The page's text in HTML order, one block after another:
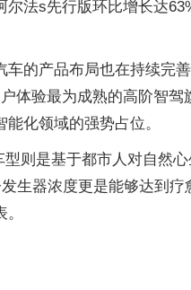
尔法s先行版环比增长达
车的产品布局也在持续完
体验最为成熟的高阶智
化领域的强势占位。
则是基于都市人对自然
生器浓度更是能够达到